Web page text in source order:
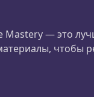
Mastery — это
чтобы